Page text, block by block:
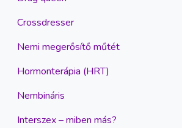
Crossdresser
Nemi megerősítő műtét
Hormonterápia (HRT)
Nembináris
Interszex – miben más?